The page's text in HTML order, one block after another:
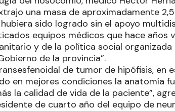
una masa de aproximadamente 2,5
sido logrado sin el apoyo
equipos médicos que hace años
y de la política social
de la provincia”.
de tumor de hipófisis, en
en mejores condiciones la anatomía
la calidad de vida de la paciente”,
de cuarto año del equipo de